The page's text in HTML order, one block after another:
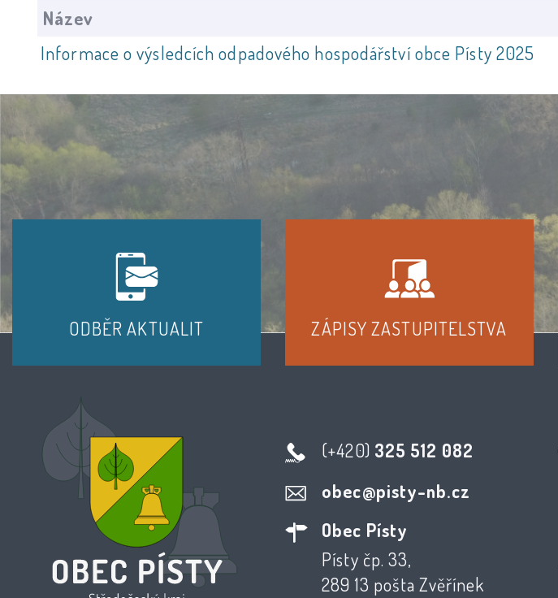
Název
Informace o výsledcích odpadového hospodářství obce Písty 2025
ODBĚR AKTUALIT ZÁPISY ZASTUPITELSTVA
(+420) 325 512 082
obec@pisty-nb.cz
Obec Písty
Písty čp. 33,
289 13 pošta Zvěřínek